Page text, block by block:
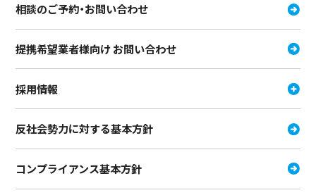
相談のご予約・お問い合わせ
提携希望業者様向け お問い合わせ
採用情報
反社会勢力に対する基本方針
コンプライアンス基本方針